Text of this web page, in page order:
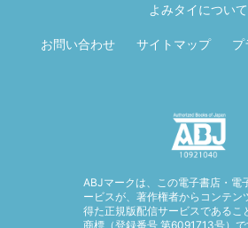
よみタイについて
お問い合わせ サイトマップ プ
ABJマークは、この電子書店・電
ービスが、著作権者からコンテン
得た正規版配信サービスであるこ
商標（登録番号 第6091713号）